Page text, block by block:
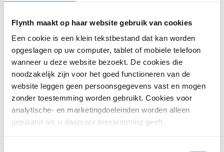
Flynth maakt op haar website gebruik van cookies
Een cookie is een klein tekstbestand dat kan worden
opgeslagen op uw computer, tablet of mobiele telefoon
wanneer u deze website bezoekt. De cookies die
noodzakelijk zijn voor het goed functioneren van de
website leggen geen persoonsgegevens vast en mogen
zonder toestemming worden gebruikt. Cookies voor
analytische- en marketingdoeleinden worden alleen
geplaatst als u daarvoor toestemming geeft.
24.09.2025
Meer doen met minder: efficiënter
en duurzamer produceren in de
industrie
Uw productie draait al jaren prima. Maar aan